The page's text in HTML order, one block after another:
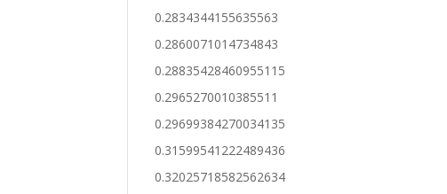
0.2834344155635563
0.2860071014734843
0.28835428460955115
0.2965270010385511
0.29699384270034135
0.31599541222489436
0.32025718582562634